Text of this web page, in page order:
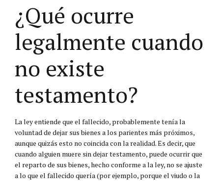
¿Qué ocurre
legalmente cuando
no existe
testamento?
La ley entiende que el fallecido, probablemente tenía la
voluntad de dejar sus bienes a los parientes más próximos,
aunque quizás esto no coincida con la realidad. Es decir, que
cuando alguien muere sin dejar testamento, puede ocurrir que
el reparto de sus bienes, hecho conforme a la ley, no se ajuste
a lo que el fallecido quería (por ejemplo, porque el viudo o la